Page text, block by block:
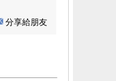
分享給朋友